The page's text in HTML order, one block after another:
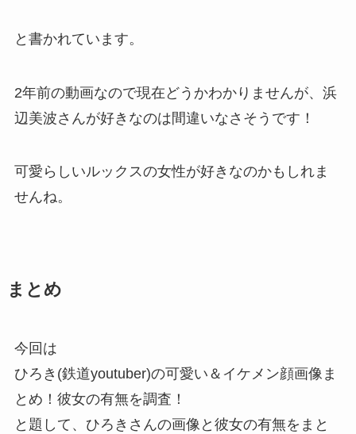
と書かれています。
2年前の動画なので現在どうかわかりませんが、浜
辺美波さんが好きなのは間違いなさそうです！
可愛らしいルックスの女性が好きなのかもしれま
せんね。
まとめ
今回は
ひろき(鉄道youtuber)の可愛い＆イケメン顔画像ま
とめ！彼女の有無を調査！
と題して、ひろきさんの画像と彼女の有無をまと